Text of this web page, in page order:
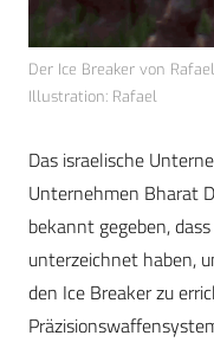
Der Ice Breaker von
Illustration: Rafael
Das israelische
Unternehmen Bharat
bekannt gegeben,
unterzeichnet haben,
den Ice Breaker zu